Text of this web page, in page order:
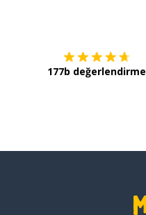
177b değerlendirme